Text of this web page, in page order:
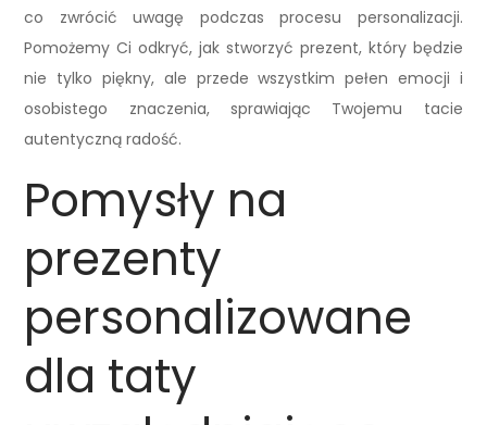
co zwrócić uwagę podczas procesu personalizacji.
Pomożemy Ci odkryć, jak stworzyć prezent, który będzie
nie tylko piękny, ale przede wszystkim pełen emocji i
osobistego znaczenia, sprawiając Twojemu tacie
autentyczną radość.
Pomysły na
prezenty
personalizowane
dla taty